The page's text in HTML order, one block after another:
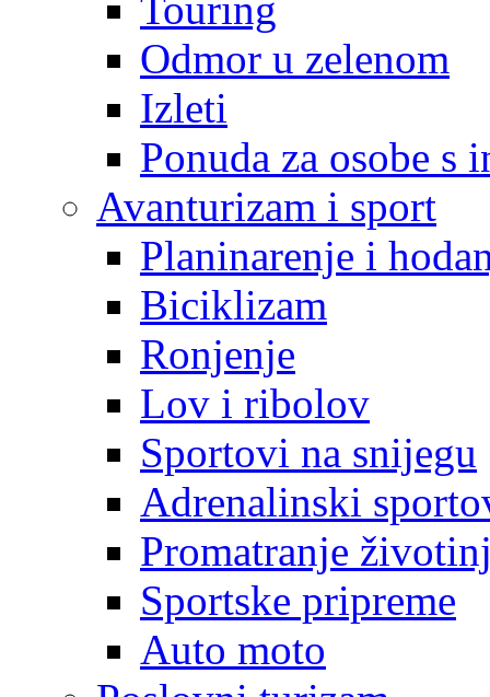
Odmor u zelenom
Izleti
Ponuda za osobe s
Avanturizam i sport
Planinarenje i
Biciklizam
Ronjenje
Lov i ribolov
Sportovi na snijegu
Adrenalinski
Promatranje
Sportske pripreme
Auto moto